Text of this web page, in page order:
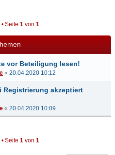
Seite 1 von 1
vor Beteiligung lesen!
« 20.04.2020 10:12
Registrierung akzeptiert
« 20.04.2020 10:09
Seite 1 von 1